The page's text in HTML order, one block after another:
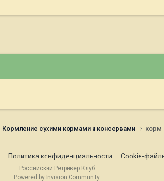
Кормление сухими кормами и консервами корм
Политика конфиденциальности Cookie-
Российский Ретривер Клуб
Powered by Invision Community